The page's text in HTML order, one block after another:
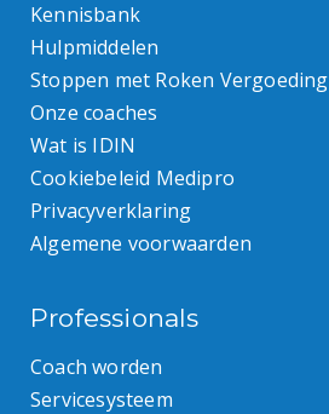
Kennisbank
Hulpmiddelen
Stoppen met Roken Vergoeding
Onze coaches
Wat is IDIN
Cookiebeleid Medipro
Privacyverklaring
Algemene voorwaarden
Professionals
Coach worden
Servicesysteem